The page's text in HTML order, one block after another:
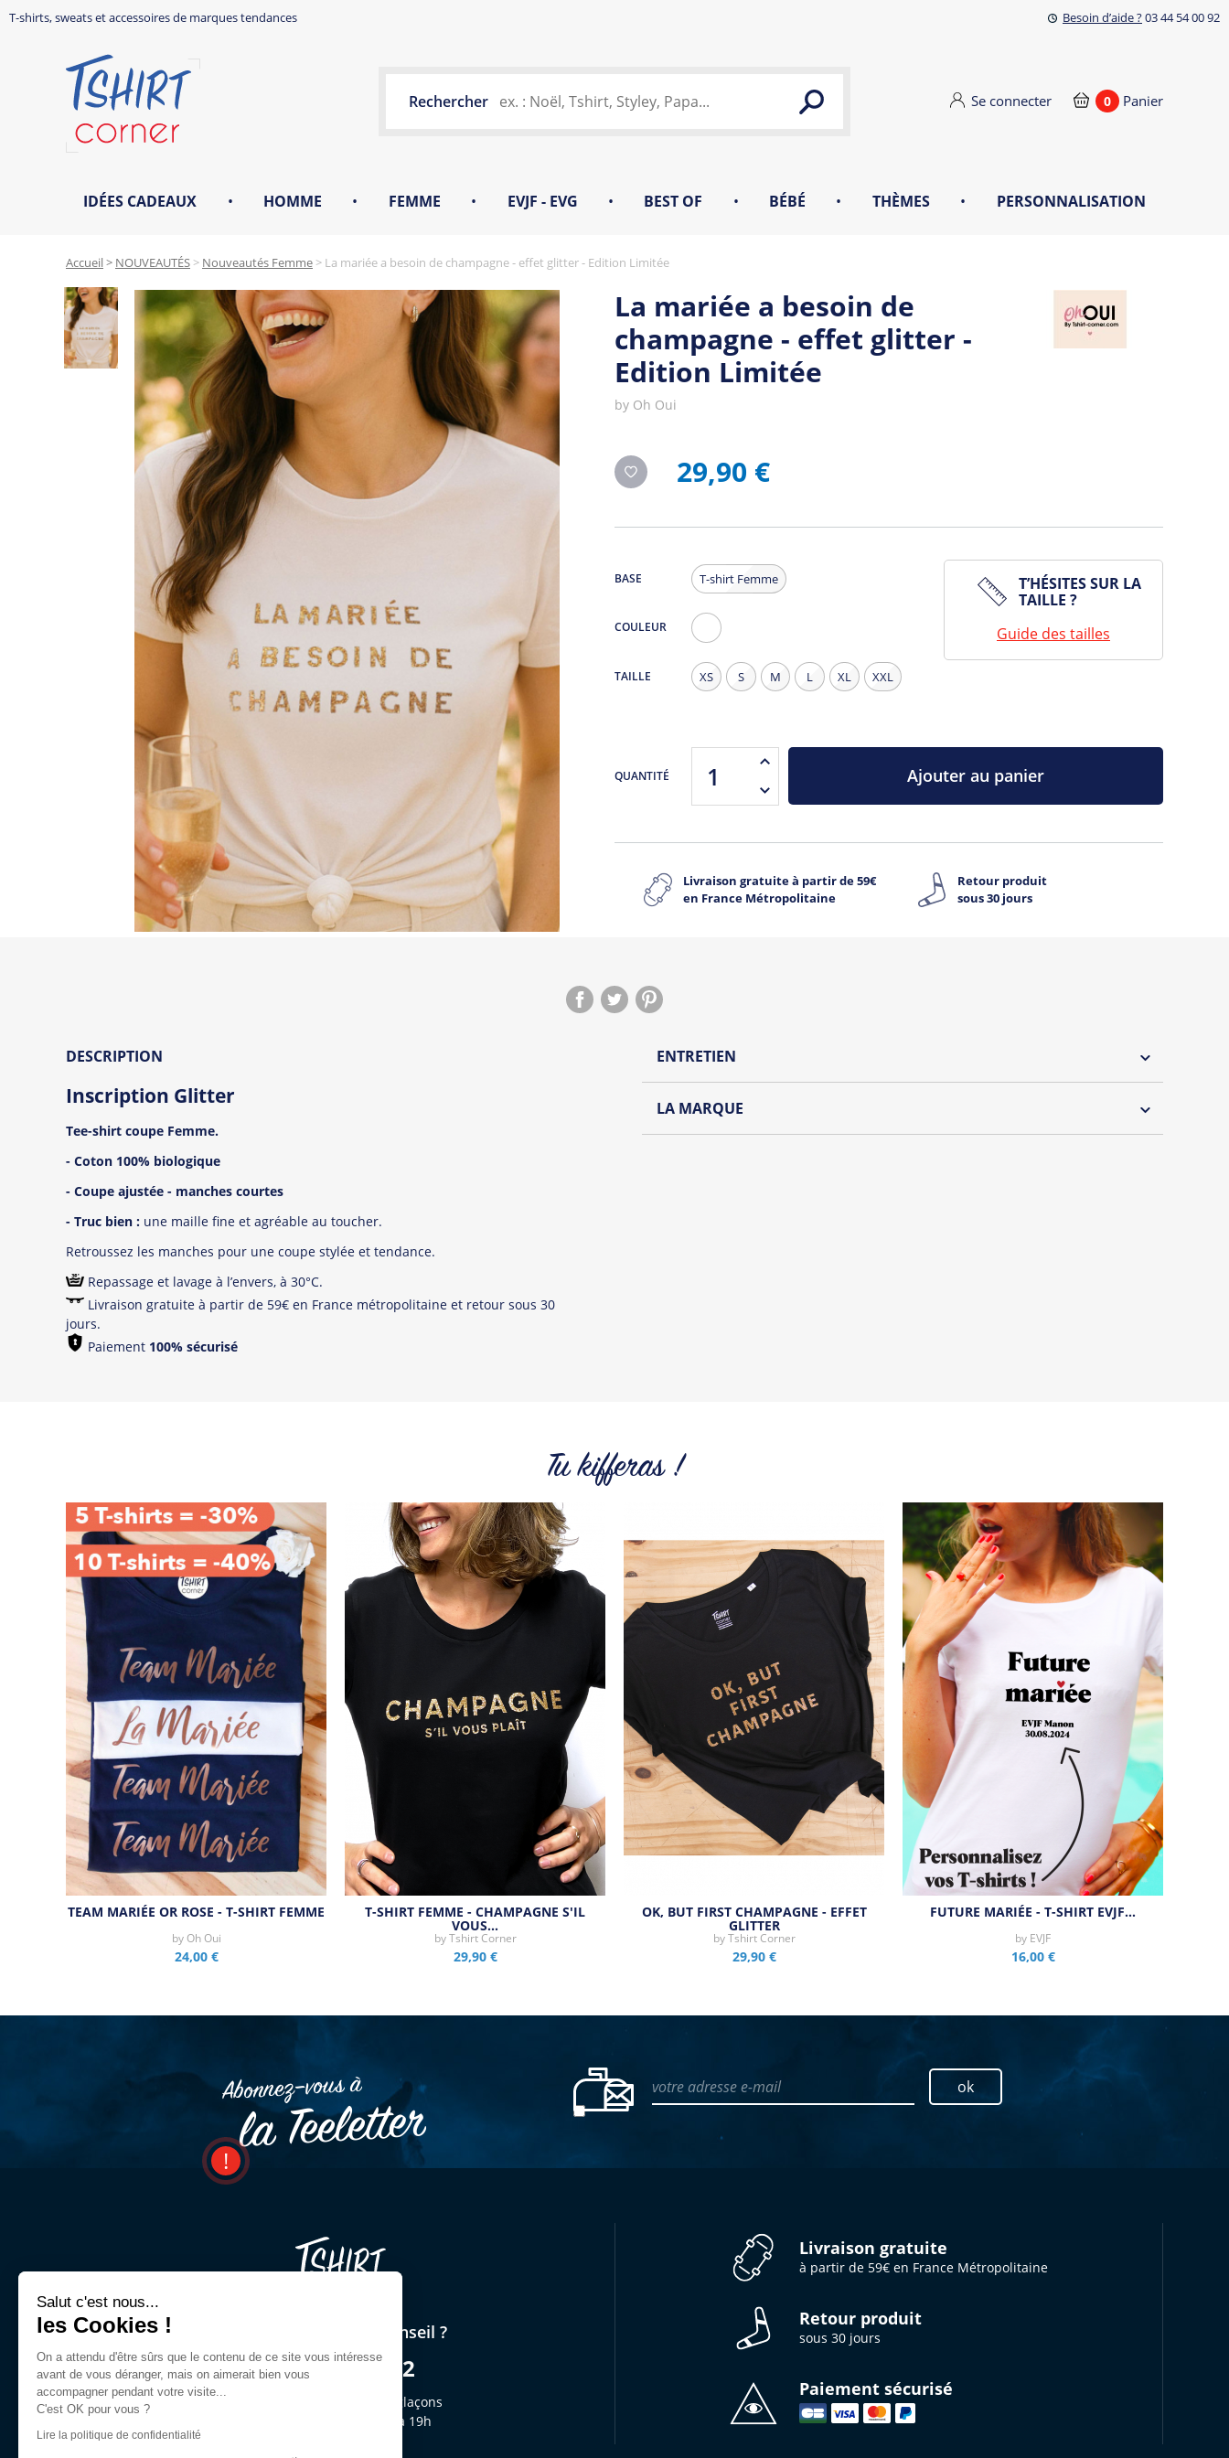
T-shirts, sweats et accessoires de marques tendances Besoin d’aide ?03 44 54 00 92
Rechercher Se connecter 0 Panier
IDÉES CADEAUX • HOMME • FEMME • EVJF - EVG • BEST OF • BÉBÉ • THÈMES • PERSONNALISATION
Accueil> NOUVEAUTÉS > Nouveautés Femme > La mariée a besoin de champagne - effet glitter - Edition Limitée
La mariée a besoin de
champagne - effet glitter -
Edition Limitée
by Oh Oui
29,90 €
BASE T-shirt Femme
COULEUR
TAILLE XS S M L XL XXL
T’HÉSITES SUR LA
TAILLE ?
Guide des tailles
QUANTITÉ Ajouter au panier
Livraison gratuite à partir de 59€
en France Métropolitaine
Retour produit
sous 30 jours
DESCRIPTION
Inscription Glitter
Tee-shirt coupe Femme.
- Coton 100% biologique
- Coupe ajustée - manches courtes
- Truc bien : une maille fine et agréable au toucher.
Retroussez les manches pour une coupe stylée et tendance.
Repassage et lavage à l’envers, à 30°C.
Livraison gratuite à partir de 59€ en France métropolitaine et retour sous 30
jours.
Paiement 100% sécurisé
ENTRETIEN
LA MARQUE
Tu kifferas !
TEAM MARIÉE OR ROSE - T-SHIRT FEMME
by Oh Oui
24,00 €
T-SHIRT FEMME - CHAMPAGNE S'IL
VOUS…
byTshirt Corner
29,90 €
OK, BUT FIRST CHAMPAGNE - EFFET
GLITTER
byTshirt Corner
29,90 €
FUTURE MARIÉE - T-SHIRT EVJF…
by EVJF
16,00 €
Abonnez–vous à
la Teeletter
votre adresse e-mail ok
Une question ? Un conseil ?
03 44 54 00 92
Demandez Jeffrey ou des glaçons
du lun. au ven. de 9h30 à 19h
Livraison gratuite
à partir de 59€ en France Métropolitaine
Retour produit
sous 30 jours
Paiement sécurisé
Salut c'est nous...
les Cookies !
On a attendu d'être sûrs que le contenu de ce site vous intéresse
avant de vous déranger, mais on aimerait bien vous
accompagner pendant votre visite...
C'est OK pour vous ?
Lire la politique de confidentialité